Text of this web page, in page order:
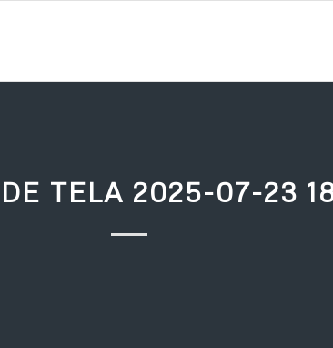
TELA 2025-07-23